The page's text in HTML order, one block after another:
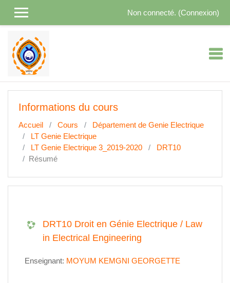
Non connecté. (Connexion)
Informations du cours
Accueil Cours
Département de Genie Electrique
LT Genie Electrique
LT Genie Electrique 3_2019-2020
DRT10
Résumé
DRT10 Droit en Génie Electrique / Law
in Electrical Engineering
Enseignant: MOYUM KEMGNI GEORGETTE